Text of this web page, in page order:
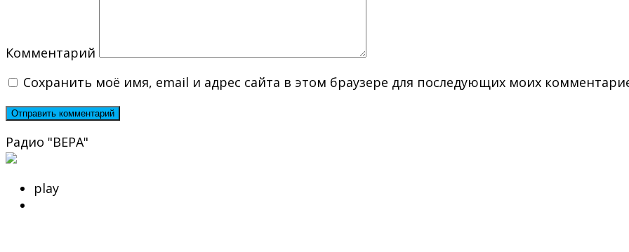
Комментарий
Сохранить моё имя, email и адрес сайта в этом браузере для последующих моих
Радио "ВЕРА"
play